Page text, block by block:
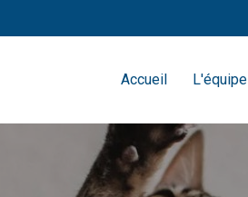
Accueil L'équipe